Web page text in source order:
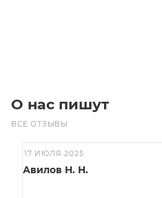
О нас пишут
ВСЕ ОТЗЫВЫ
17 ИЮЛЯ 2025
Авилов Н. Н.